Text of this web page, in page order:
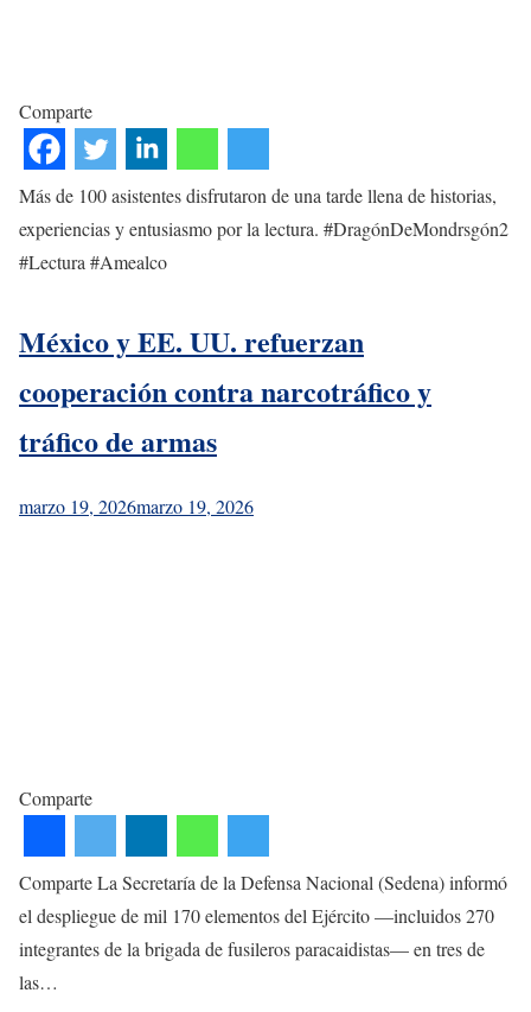
Comparte
Más de 100 asistentes disfrutaron de una tarde llena de historias,
experiencias y entusiasmo por la lectura. #DragónDeMondrsgón2
#Lectura #Amealco
México y EE. UU. refuerzan
cooperación contra narcotráfico y
tráfico de armas
marzo 19, 2026marzo 19, 2026
Comparte
Comparte La Secretaría de la Defensa Nacional (Sedena) informó
el despliegue de mil 170 elementos del Ejército —incluidos 270
integrantes de la brigada de fusileros paracaidistas— en tres de
las…